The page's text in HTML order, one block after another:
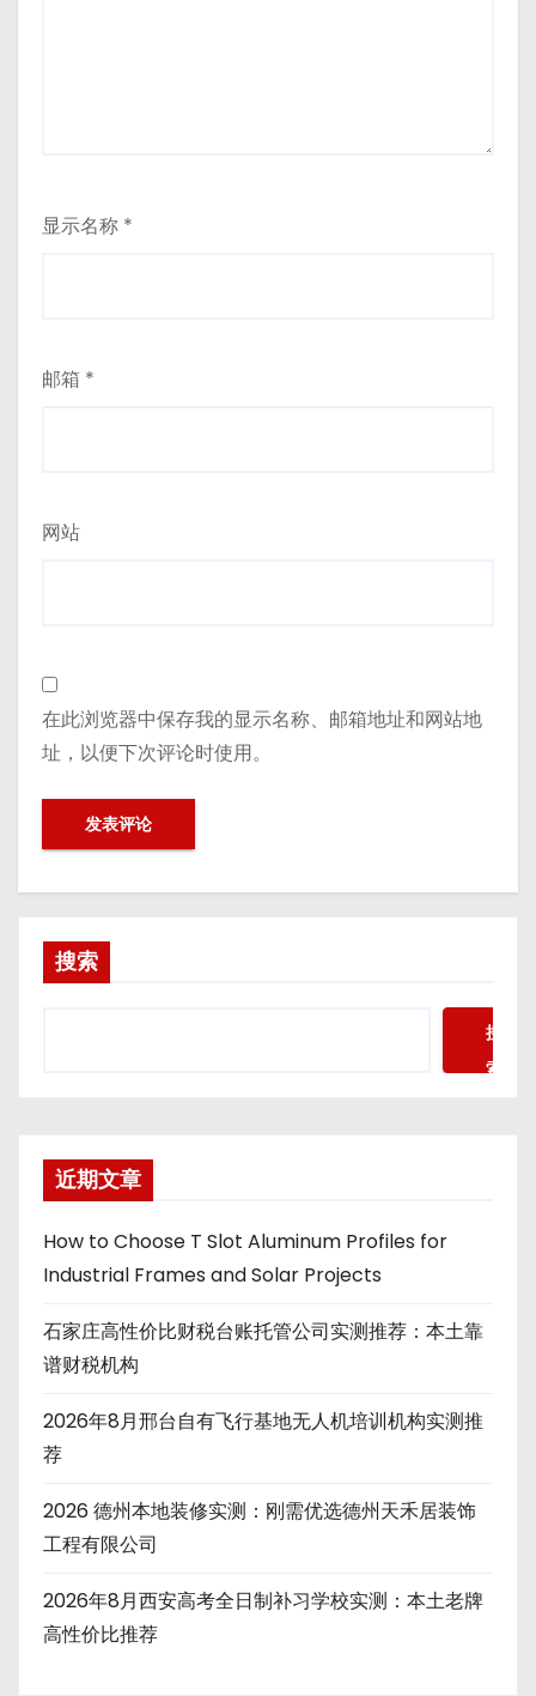
显示名称 *
邮箱 *
网站
在此浏览器中保存我的显示名称、邮箱地址和网站地
址，以便下次评论时使用。
搜索
搜
索
近期文章
How to Choose T Slot Aluminum Profiles for
Industrial Frames and Solar Projects
石家庄高性价比财税台账托管公司实测推荐：本土靠
谱财税机构
2026年8月邢台自有飞行基地无人机培训机构实测推
荐
2026 德州本地装修实测：刚需优选德州天禾居装饰
工程有限公司
2026年8月西安高考全日制补习学校实测：本土老牌
高性价比推荐